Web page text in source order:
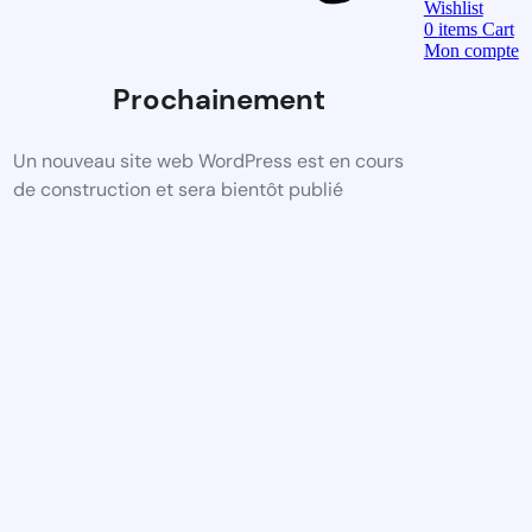
Prochainement
Un nouveau site web WordPress est en cours
de construction et sera bientôt publié
Wishlist
0 items Cart
Mon compte